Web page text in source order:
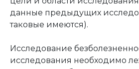
данные предыдущих
таковые имеются).
Исследование
исследования необходимо